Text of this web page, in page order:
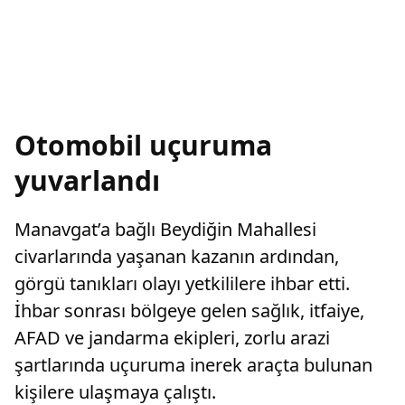
Otomobil uçuruma
yuvarlandı
Manavgat’a bağlı Beydiğin Mahallesi
civarlarında yaşanan kazanın ardından,
görgü tanıkları olayı yetkililere ihbar etti.
İhbar sonrası bölgeye gelen sağlık, itfaiye,
AFAD ve jandarma ekipleri, zorlu arazi
şartlarında uçuruma inerek araçta bulunan
kişilere ulaşmaya çalıştı.